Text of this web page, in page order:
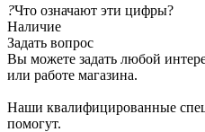
?Что означают эти цифры?
Наличие
Задать вопрос
Вы можете задать любой
или работе магазина.
Наши квалифицированные
помогут.